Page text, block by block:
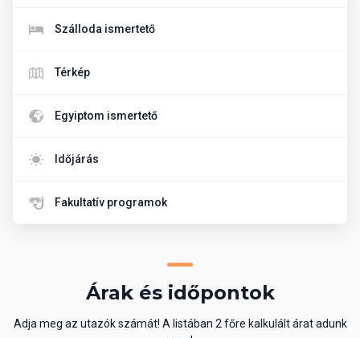
Szálloda ismertető
Térkép
Egyiptom ismertető
Időjárás
Fakultatív programok
Árak és időpontok
Adja meg az utazók számát! A listában 2 főre kalkulált árat adunk